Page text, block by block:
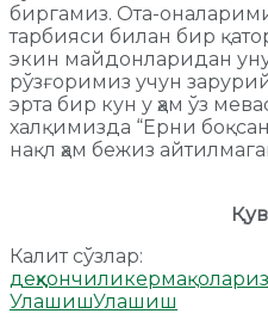
биргамиз. Ота-
тарбияси билан бир
экин майдонларидан
рўзғоримиз учун
эрта бир кун у ҳам ўз
халқимизда “Ерни
нақл ҳам бежиз
Калит сўзлар:
деҳқончиликермақола
УлашишУлашиш